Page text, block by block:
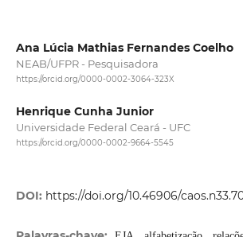
Ana Lúcia Mathias Fernandes Coelho
NEAB/UFPR - Pesquisadora
https://orcid.org/0000-0002-3064-323X
Henrique Cunha Junior
Universidade Federal Ceará - UFC
https://orcid.org/0000-0002-9664-5545
DOI: https://doi.org/10.46906/